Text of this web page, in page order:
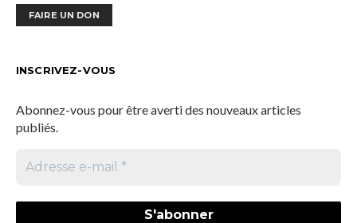
FAIRE UN DON
INSCRIVEZ-VOUS
Abonnez-vous pour être averti des nouveaux articles
publiés.